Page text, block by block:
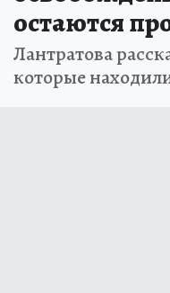
остаются
Лантратова
которые